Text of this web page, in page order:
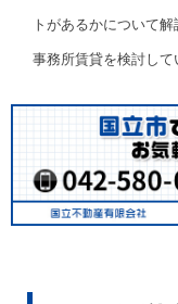
トがあるかについて解
事務所賃貸を検討して